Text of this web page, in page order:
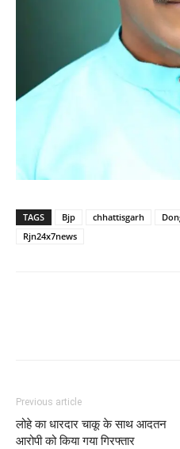
TAGS Bjp chhattisgarh
Rjn24x7news
Previous article
लोहे का धारदार चाकू के साथ आदतन
आरोपी को किया गया गिरफ्तार